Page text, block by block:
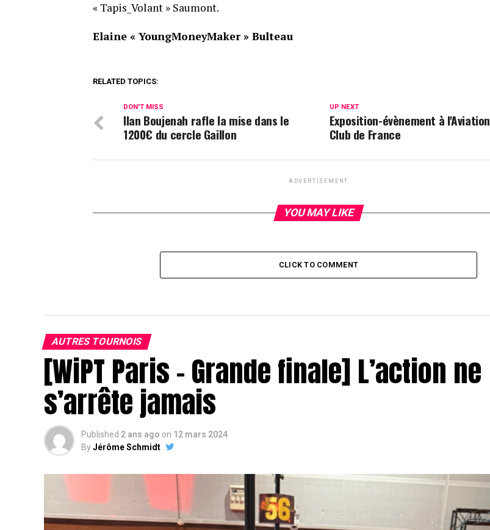
« Tapis_Volant » Saumont.
Elaine « YoungMoneyMaker » Bulteau
RELATED TOPICS:
UP NEXT
Exposition-évènement à l'Aviation
Club de France
DON'T MISS
Ilan Boujenah rafle la mise dans le
1200€ du cercle Gaillon
ADVERTISEMENT
YOU MAY LIKE
CLICK TO COMMENT
AUTRES TOURNOIS
[WiPT Paris – Grande finale] L’action ne
s’arrête jamais
Published 2 ans ago on 12 mars 2024
ByJérôme Schmidt